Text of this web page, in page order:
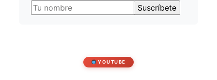
YOUTUBE